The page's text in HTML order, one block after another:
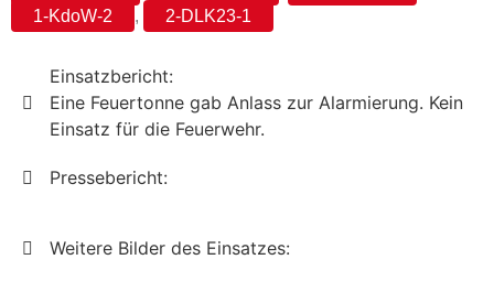
1-KdoW-2
, 2-DLK23-1
Einsatzbericht:
Eine Feuertonne gab Anlass zur Alarmierung. Kein
Einsatz für die Feuerwehr.
Pressebericht:
Weitere Bilder des Einsatzes: